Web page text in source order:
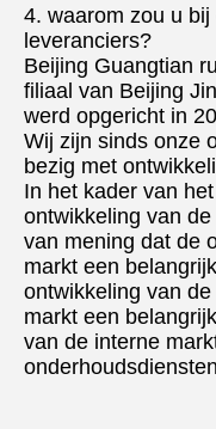
4. waarom zou u
leveranciers?
Beijing Guangtian
filiaal van Beijing
werd opgericht in
Wij zijn sinds onze
bezig met
In het kader van
ontwikkeling van
van mening dat de
markt een
ontwikkeling van
markt een
van de interne